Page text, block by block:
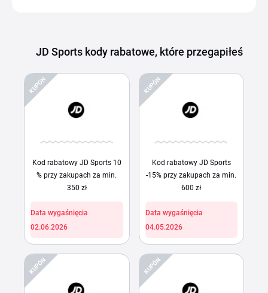
JD Sports kody rabatowe, które przegapiłeś
KUPÓN
Kod rabatowy JD Sports 10
% przy zakupach za min.
350 zł
Data wygaśnięcia
02.06.2026
KUPÓN
Kod rabatowy JD Sports
-15% przy zakupach za min.
600 zł
Data wygaśnięcia
04.05.2026
KUPÓN KUPÓN